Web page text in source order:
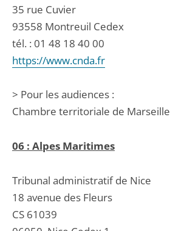
35 rue Cuvier
93558 Montreuil Cedex
tél. : 01 48 18 40 00
https://www.cnda.fr
> Pour les audiences :
Chambre territoriale de Marseille
06 : Alpes Maritimes
Tribunal administratif de Nice
18 avenue des Fleurs
CS 61039